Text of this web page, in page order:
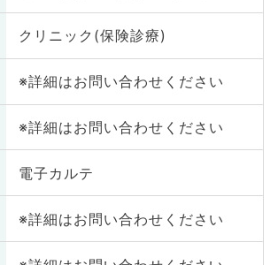
クリニック(保険診療)
※詳細はお問い合わせください
※詳細はお問い合わせください
電子カルテ
※詳細はお問い合わせください